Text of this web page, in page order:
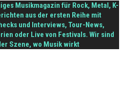
Musikmagazin für Rock, Metal, K-
aus der ersten Reihe mit
und Interviews, Tour-News,
oder Live von Festivals. Wir sind
Szene, wo Musik wirkt